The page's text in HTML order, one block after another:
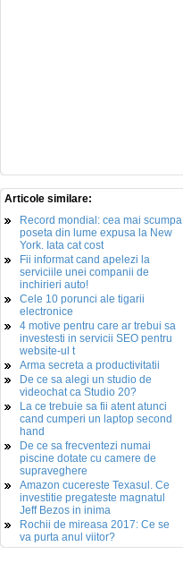
Articole similare:
Record mondial: cea mai scumpa
poseta din lume expusa la New
York. Iata cat cost
Fii informat cand apelezi la
serviciile unei companii de
inchirieri auto!
Cele 10 porunci ale tigarii
electronice
4 motive pentru care ar trebui sa
investesti in servicii SEO pentru
website-ul t
Arma secreta a productivitatii
De ce sa alegi un studio de
videochat ca Studio 20?
La ce trebuie sa fii atent atunci
cand cumperi un laptop second
hand
De ce sa frecventezi numai
piscine dotate cu camere de
supraveghere
Amazon cucereste Texasul. Ce
investitie pregateste magnatul
Jeff Bezos in inima
Rochii de mireasa 2017: Ce se
va purta anul viitor?